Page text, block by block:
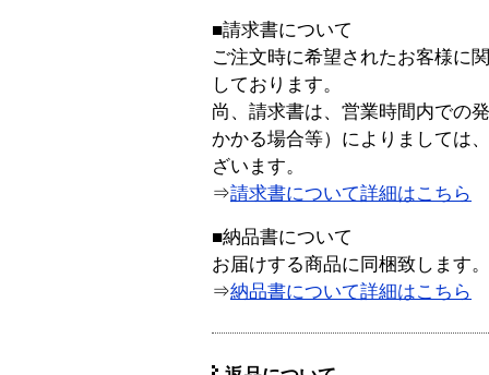
■請求書について
ご注文時に希望されたお客様に
しております。
尚、請求書は、営業時間内での
かかる場合等）によりましては
ざいます。
⇒請求書について詳細はこちら
■納品書について
お届けする商品に同梱致します。
⇒納品書について詳細はこちら